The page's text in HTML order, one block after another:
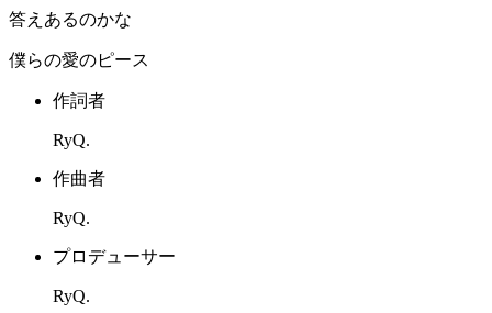
答えあるのかな
僕らの愛のピース
作詞者
RyQ.
作曲者
RyQ.
プロデューサー
RyQ.